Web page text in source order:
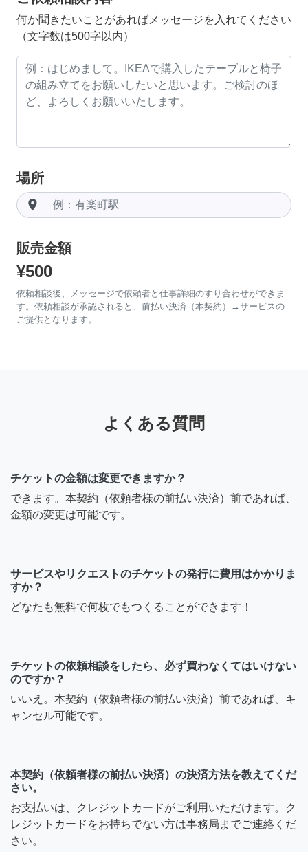
何か聞きたいことがあればメッセージを入れてください
（文字数は500字以内）
場所
room
販売金額
¥500
依頼相談後、メッセージで依頼者と仕事詳細のすり合わせができま
す。依頼相談が承認されると、前払い決済（本契約）→サービスの
ご提供となります。
よくある質問
チケットの金額は変更できますか？
できます。本契約（依頼者様の前払い決済）前であれば、
金額の変更は可能です。
サービスやリクエストのチケットの発行に費用はかかりま
すか？
どなたも無料で何枚でもつくることができます！
チケットの依頼相談をしたら、必ず買わなくてはいけない
のですか？
いいえ。本契約（依頼者様の前払い決済）前であれば、キ
ャンセル可能です。
本契約（依頼者様の前払い決済）の決済方法を教えてくだ
さい。
お支払いは、クレジットカードがご利用いただけます。ク
レジットカードをお持ちでない方は事務局までご連絡くだ
さい。